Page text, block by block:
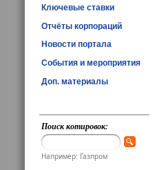
Ключевые ставки
Отчёты корпораций
Новости портала
События и мероприятия
Доп. материалы
Поиск котировок:
Например: Газпром